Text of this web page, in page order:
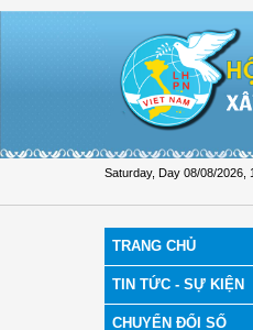
Saturday, Day 08/08/2026
Hội LHPN tỉnh Đồng
TRANG CHỦ
TIN TỨC - SỰ KIỆN
CHUYỂN ĐỔI SỐ